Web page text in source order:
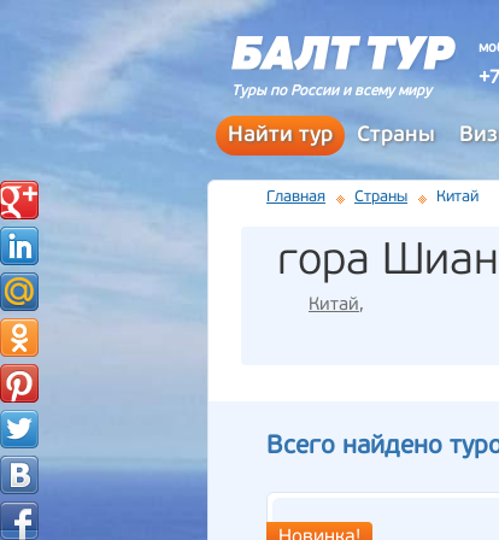
Туры по России и всему миру
Найти тур Страны
Главная Страны Китай
гора
Китай,
Всего найдено